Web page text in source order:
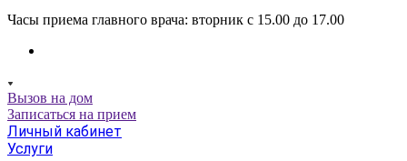
Часы приема главного врача: вторник с 15.00 до 17.00
Вызов на дом
Записаться на прием
Личный кабинет
Услуги